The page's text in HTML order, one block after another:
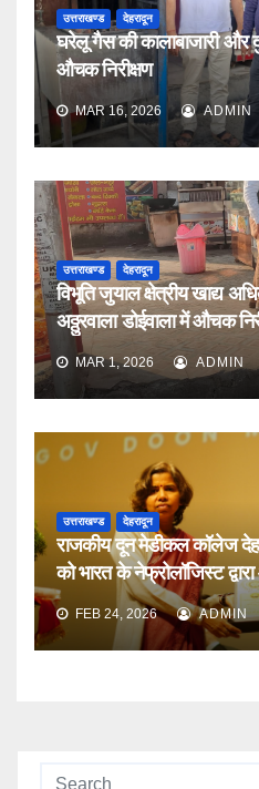
उत्तराखण्ड देहरादून
घरेलू गैस की कालाबाजारी और
औचक निरीक्षण
MAR 16, 2026 ADMIN
उत्तराखण्ड देहरादून
विभूति जुयाल क्षेत्रीय खाद्य
अठ्ठुरवाला डोईवाला में औचक
MAR 1, 2026 ADMIN
उत्तराखण्ड देहरादून
राजकीय दून मेडीकल कॉलेज
को भारत के नेफ्रोलॉजिस्ट
FEB 24, 2026 ADMIN